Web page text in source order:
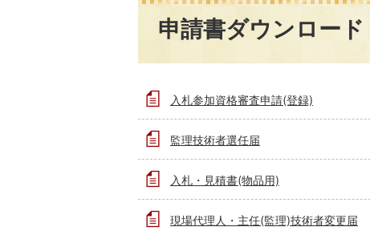
申請書ダウンロード
入札参加資格審査申請(登録)
監理技術者選任届
入札・見積書(物品用)
現場代理人・主任(監理)技術者変更届